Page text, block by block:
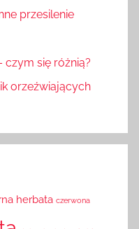
przesilenie
czym się różnią?
orzeźwiających
herbata czerwona